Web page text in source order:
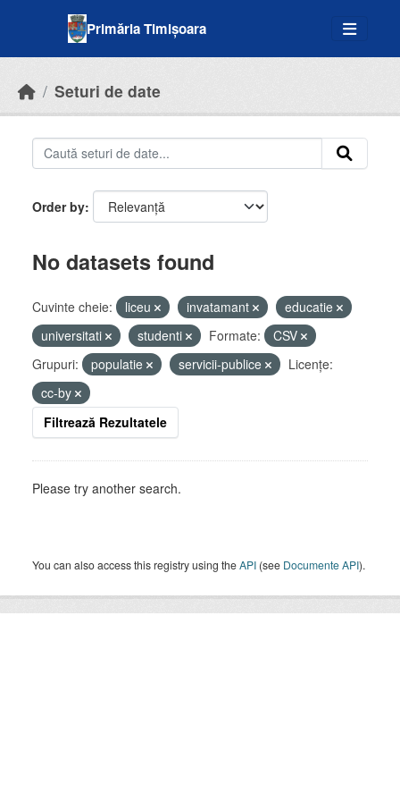
Primăria Timișoara
Seturi de date
Order by
No datasets found
Cuvinte cheie: liceu invatamant
educatie
universitati
studenti Formate:
CSV
Grupuri:
populatie servicii-publice
Licenţe:
cc-by
Filtrează Rezultatele
Please try another search.
You can also access this registry using theAPI (see Documente API).